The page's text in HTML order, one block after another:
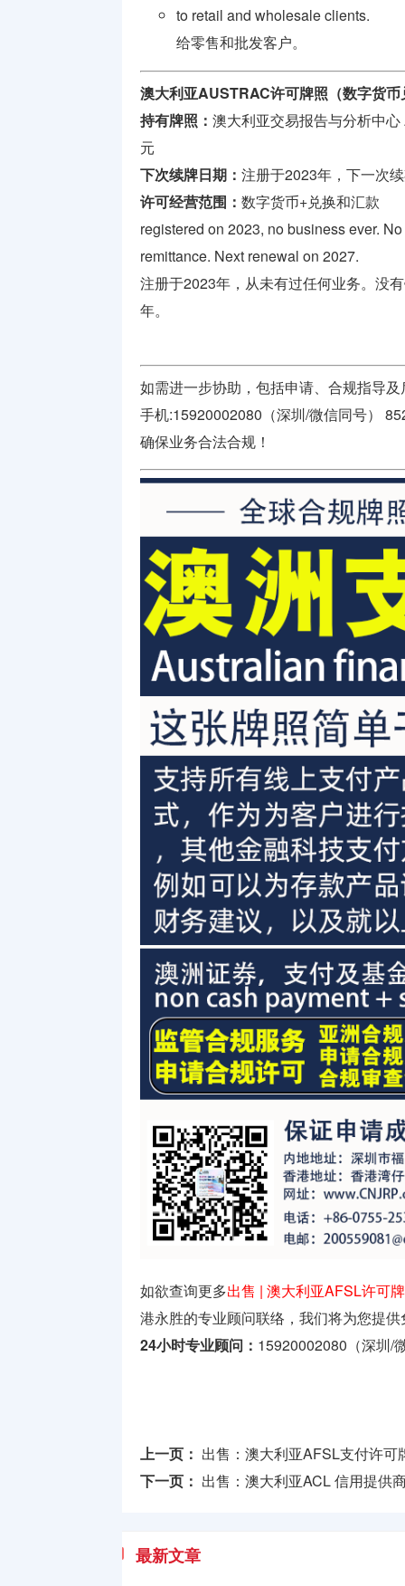
to retail and wholesale clients.
给零售和批发客户。
澳大利亚AUSTRAC许可牌照（数字货
持有牌照： 澳大利亚交易报告与分析中心
元
下次续牌日期： 注册于2023年，下一次
许可经营范围： 数字货币+兑换和汇款
registered on 2023, no business ever.
remittance. Next renewal on 2027.
注册于2023年，从未有过任何业务。没
年。
如需进一步协助，包括申请、合规指导
手机:15920002080（深圳/微信同号）
确保业务合法合规！
如欲查询更多出售 | 澳大利亚AFSL许可
港永胜的专业顾问联络，我们将为您提
24小时专业顾问： 15920002080（深圳/
上一页： 出售：澳大利亚AFSL支付许
下一页： 出售：澳大利亚ACL 信用提供
最新文章